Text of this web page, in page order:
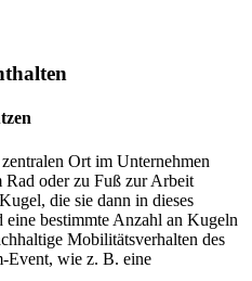
Ort im Unternehmen
Rad oder zu Fuß zur Arbeit
die sie dann in dieses
bestimmte Anzahl an Kugeln
Mobilitätsverhalten des
Event, wie z. B. eine